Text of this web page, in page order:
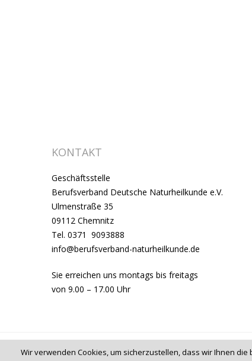
KONTAKT
Geschäftsstelle
Berufsverband Deutsche Naturheilkunde e.V.
Ulmenstraße 35
09112 Chemnitz
Tel. 0371 9093888
info@berufsverband-naturheilkunde.de
Sie erreichen uns montags bis freitags
von 9.00 – 17.00 Uhr
© 2026 Berufsverband Deutsche Naturheilkunde
Wir verwenden Cookies, um sicherzustellen, dass wir Ihnen